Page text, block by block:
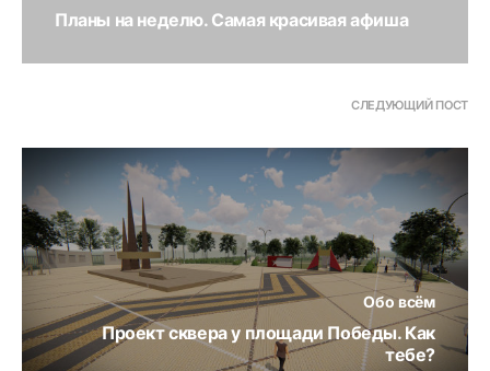
Планы на неделю. Самая красивая афиша
СЛЕДУЮЩИЙ ПОСТ
Обо всём
Проект сквера у площади Победы. Как
тебе?